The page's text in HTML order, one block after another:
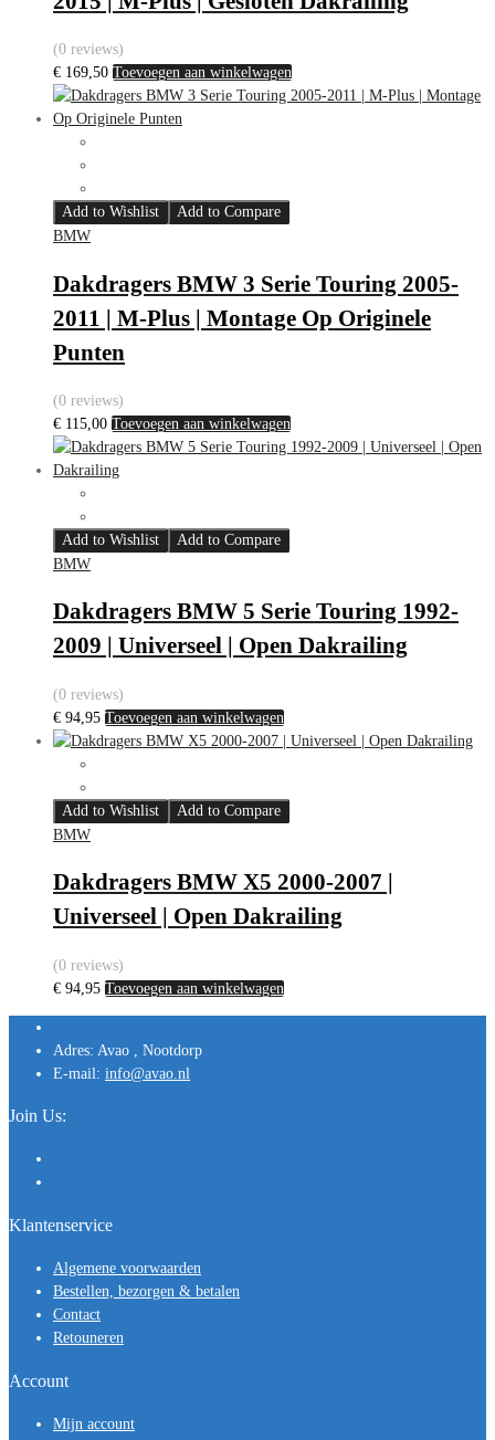
(0 reviews)
€ 169,50 Toevoegen aan winkelwagen
Add to Wishlist
Add to Compare
BMW
Dakdragers BMW 3 Serie Touring 2005-
2011 | M-Plus | Montage Op Originele
Punten
(0 reviews)
€ 115,00 Toevoegen aan winkelwagen
Add to Wishlist
Add to Compare
BMW
Dakdragers BMW 5 Serie Touring 1992-
2009 | Universeel | Open Dakrailing
(0 reviews)
€ 94,95 Toevoegen aan winkelwagen
Add to Wishlist
Add to Compare
BMW
Dakdragers BMW X5 2000-2007 |
Universeel | Open Dakrailing
(0 reviews)
€ 94,95 Toevoegen aan winkelwagen
Adres: Avao , Nootdorp
E-mail: info@avao.nl
Join Us:
Klantenservice
Algemene voorwaarden
Bestellen, bezorgen & betalen
Contact
Retouneren
Account
Mijn account